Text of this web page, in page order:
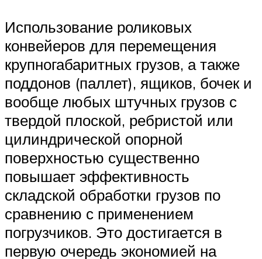
Использование роликовых
конвейеров для перемещения
крупногабаритных грузов, а также
поддонов (паллет), ящиков, бочек и
вообще любых штучных грузов с
твердой плоской, ребристой или
цилиндрической опорной
поверхностью существенно
повышает эффективность
складской обработки грузов по
сравнению с применением
погрузчиков. Это достигается в
первую очередь экономией на